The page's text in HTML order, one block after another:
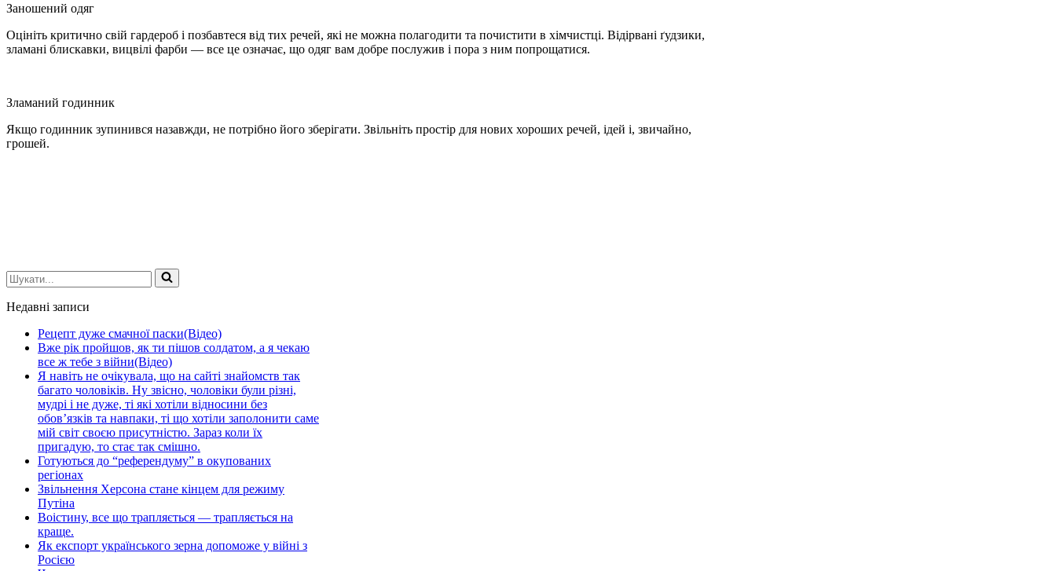
Заношений одяг
Оцініть критично свій гардероб і позбавтеся від тих речей, які не можна полагодити та почистити в хімчистці. Відірвані ґудзики,
зламані блискавки, вицвілі фарби — все це означає, що одяг вам добре послужив і пора з ним попрощатися.
Зламаний годинник
Якщо годинник зупинився назавжди, не потрібно його зберігати. Звільніть простір для нових хороших речей, ідей і, звичайно,
грошей.
Шукати...
Недавні записи
Рецепт дуже смачної паски(Відео)
Вже рік пройшов, як ти пішов солдатом, а я чекаю
все ж тебе з війни(Відео)
Я навіть не очікувала, що на сайті знайомств так
багато чоловіків. Ну звісно, чоловіки були різні,
мудрі і не дуже, ті які хотіли відносини без
обов’язків та навпаки, ті що хотіли заполонити саме
мій світ своєю присутністю. Зараз коли їх
пригадую, то стає так смішно.
Готуються до “референдуму” в окупованих
регіонах
Звільнення Херсона стане кінцем для режиму
Путіна
Воістину, все що трапляється — трапляється на
краще.
Як експорт українського зерна допоможе у війні з
Росією